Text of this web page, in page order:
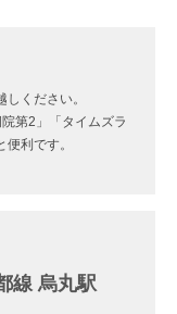
ください。
第2」「タイムズラ
利です。
線 烏丸駅